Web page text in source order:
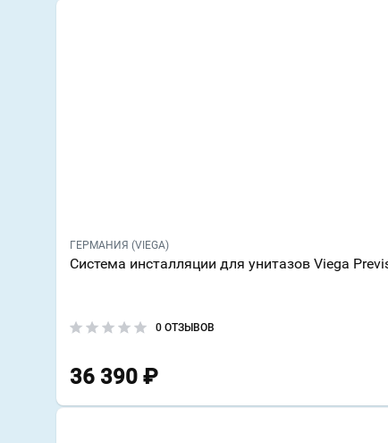
ГЕРМАНИЯ (VIEGA)
Система инсталляции для унитазов Viega
0 ОТЗЫВОВ
36 390 ₽